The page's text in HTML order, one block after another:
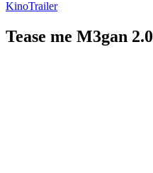
KinoTrailer
Tease me M3gan 2.0